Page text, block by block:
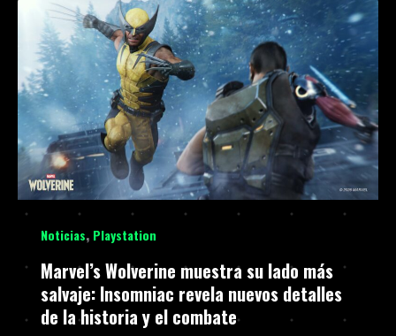
Noticias, Playstation
Marvel’s Wolverine muestra su lado más
salvaje: Insomniac revela nuevos detalles
de la historia y el combate